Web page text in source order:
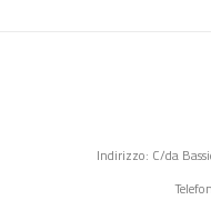
Indirizzo: C/da